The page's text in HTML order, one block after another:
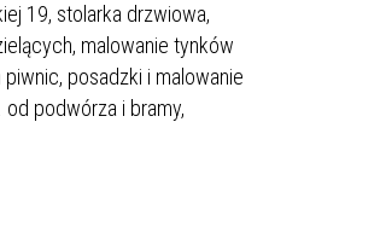
19, stolarka drzwiowa,
malowanie tynków
posadzki i malowanie
podwórza i bramy,